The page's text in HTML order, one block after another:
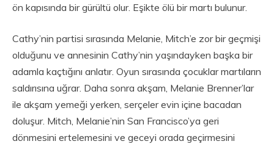
ön kapısında bir gürültü olur. Eşikte ölü bir martı bulunur.
Cathy’nin partisi sırasında Melanie, Mitch’e zor bir geçmişi
olduğunu ve annesinin Cathy’nin yaşındayken başka bir
adamla kaçtığını anlatır. Oyun sırasında çocuklar martıların
saldırısına uğrar. Daha sonra akşam, Melanie Brenner’lar
ile akşam yemeği yerken, serçeler evin içine bacadan
doluşur. Mitch, Melanie’nin San Francisco’ya geri
dönmesini ertelemesini ve geceyi orada geçirmesini